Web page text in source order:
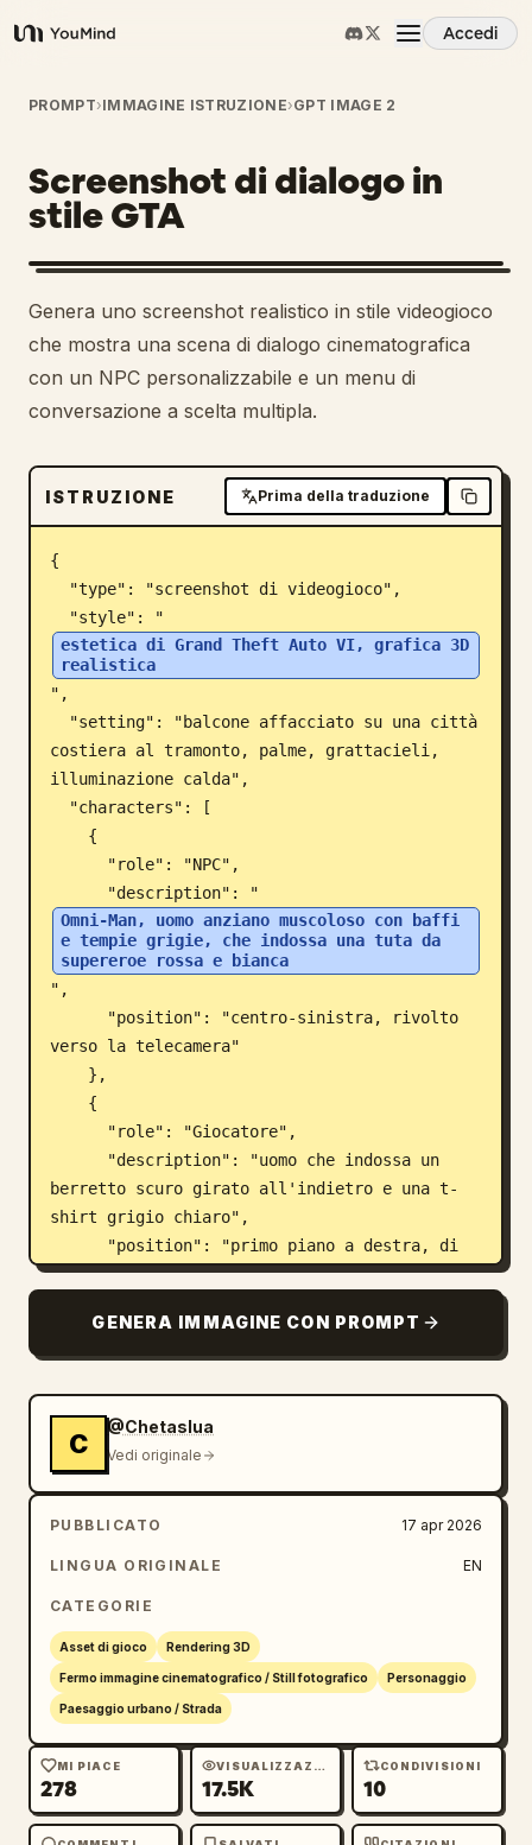
YouMind
Accedi
Panoramica
Casi d'uso
Abilità
Prompt
Prezzi
Scarica
Blog
Aggiornamenti
PROMPT›IMMAGINE ISTRUZIONE›GPT IMAGE 2
Screenshot di dialogo in
stile GTA
Genera uno screenshot realistico in stile videogioco
che mostra una scena di dialogo cinematografica
con un NPC personalizzabile e un menu di
conversazione a scelta multipla.
ISTRUZIONE Prima della traduzione
{
  "style": "
estetica di Grand Theft Auto VI, grafica 3D
realistica
",
costiera al tramonto, palme, grattacieli,
illuminazione calda",
      "description": "
Omni-Man, uomo anziano muscoloso con baffi
e tempie grigie, che indossa una tuta da
supereroe rossa e bianca
",
verso la telecamera"
berretto scuro girato all'indietro e una t-
shirt grigio chiaro",
spalle rispetto alla telecamera"
  "ui_elements": {
    "position": "centro in basso",
    "dialogue_text": "
Questo pianeta non è tuo da proteggere. Il
dominio dei Viltrumiti è inevitabile.
    "choices": [
      "1.
Non conquisterai proprio nulla.
      "2. Cosa vuoi da me?",
      "3. Non mi interessano le tue
politiche."
    ],
    "highlight": "La scelta 1 ha una barra di
sfondo viola traslucida"
  }
GENERA IMMAGINE CON PROMPT
C
@Chetaslua
Vedi originale
PUBBLICATO 17 apr 2026
LINGUA ORIGINALE EN
CATEGORIE
Asset di gioco Rendering 3D
Fermo immagine cinematografico / Still fotografico Personaggio
Paesaggio urbano / Strada
MI PIACE
278
VISUALIZZAZIONI
17.5K
CONDIVISIONI
10